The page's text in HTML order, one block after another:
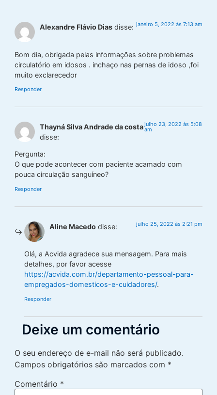
Alexandre Flávio Dias disse: janeiro 5, 2022 às 7:13 am
Bom dia, obrigada pelas informações sobre problemas
circulatório em idosos . inchaço nas pernas de idoso ,foi
muito exclarecedor
Responder
Thayná Silva Andrade da costa
disse:
julho 23, 2022 às 5:08
am
Pergunta:
O que pode acontecer com paciente acamado com
pouca circulação sanguíneo?
Responder
Aline Macedo disse: julho 25, 2022 às 2:21 pm
Olá, a Acvida agradece sua mensagem. Para mais
detalhes, por favor acesse
https://acvida.com.br/departamento-pessoal-para-
empregados-domesticos-e-cuidadores/.
Responder
Deixe um comentário
O seu endereço de e-mail não será publicado.
Campos obrigatórios são marcados com *
Comentário *